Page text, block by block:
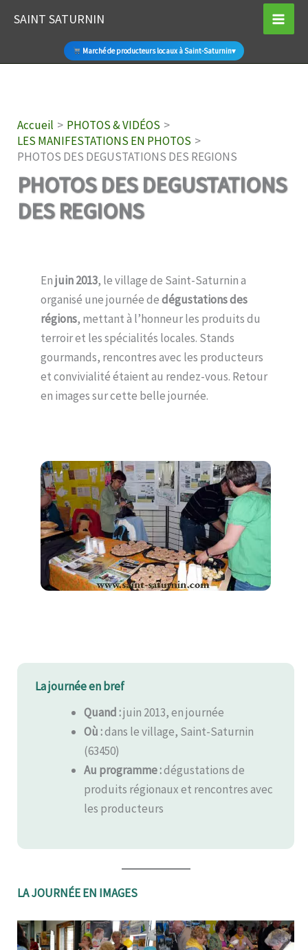
SAINT SATURNIN
Marché de producteurs locaux à Saint-Saturnin▾
Accueil
PHOTOS & VIDÉOS
LES MANIFESTATIONS EN PHOTOS
PHOTOS DES DEGUSTATIONS DES REGIONS
PHOTOS DES DEGUSTATIONS
DES REGIONS
Enjuin 2013, le village de Saint-Saturnin a
organisé une journée dedégustations des
régions, mettant à l’honneur les produits du
terroir et les spécialités locales. Stands
gourmands, rencontres avec les producteurs
et convivialité étaient au rendez-vous. Retour
en images sur cette belle journée.
La journée en bref
Quand :juin 2013, en journée
Où :dans le village, Saint-Saturnin
(63450)
Au programme :dégustations de
produits régionaux et rencontres avec
les producteurs
LA JOURNÉE EN IMAGES